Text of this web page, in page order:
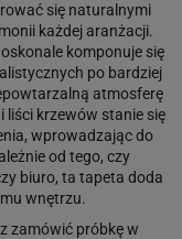
się naturalnymi
każdej aranżacji.
komponuje się
po bardziej
atmosferę
liści krzewów stanie się
wprowadzając do
od tego, czy
biuro, ta tapeta doda
wnętrzu.
zamówić próbkę w